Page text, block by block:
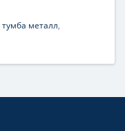
тумба металл,